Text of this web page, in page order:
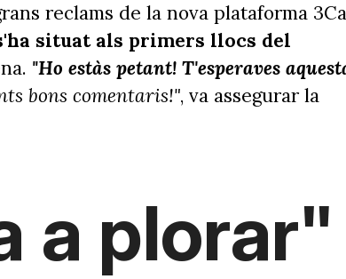
reclams de la nova plataforma
situat als primers llocs del
"Ho estàs petant! T'esperaves
bons comentaris!", va assegurar la
a plorar"